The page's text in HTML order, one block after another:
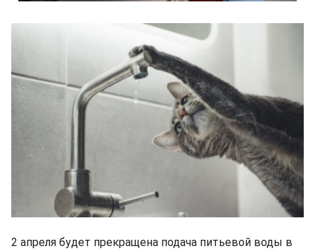
2 апреля будет прекращена подача питьевой воды в